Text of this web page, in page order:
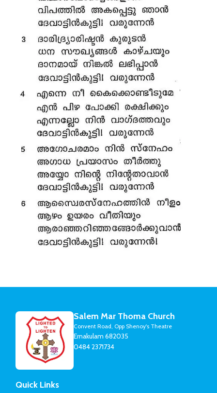
Salem Mar Thoma Church
Convent Road, Opp Shenoy's Theatre
Ernakulam 682035
0484 2371734
Quick Links